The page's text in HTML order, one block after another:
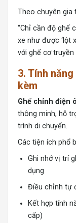
Theo chuyên gia
“Chỉ cần độ ghế
xe như được ‘lột
với ghế cơ truyền
3. Tính
kèm
Ghế chỉnh điện
thông minh, hỗ
trình di chuyển.
Các tiện ích phổ
Ghi nhớ vị trí
dụng
Điều chỉnh tự
Kết hợp tính
cấp)